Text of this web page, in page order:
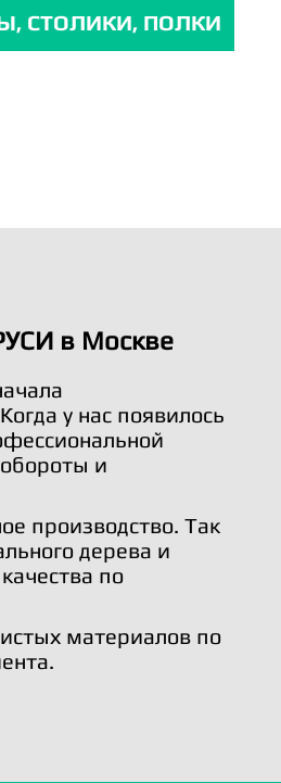
СТОЛИКИ, ПОЛКИ
в Москве
у нас появилось
и
производство. Так
дерева и
по
материалов по